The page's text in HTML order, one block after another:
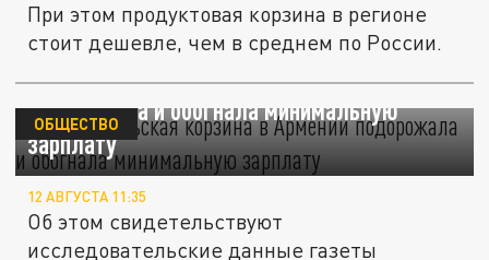
При этом продуктовая корзина в регионе
стоит дешевле, чем в среднем по России.
Потребительская корзина в Армении
подорожала и обогнала минимальную
зарплату
ОБЩЕСТВО
12 АВГУСТА 11:35
Об этом свидетельствуют
исследовательские данные газеты